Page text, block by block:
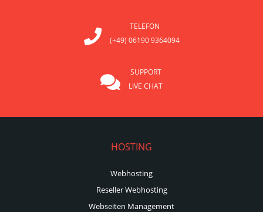
TELEFON
(+49) 06190 9364094
SUPPORT
LIVE CHAT
HOSTING
Webhosting
Reseller Webhosting
Webseiten Management